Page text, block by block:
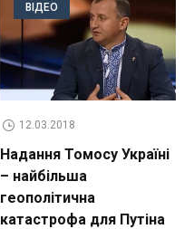
ВІДЕО
12.03.2018
Надання Томосу Україні
– найбільша
геополітична
катастрофа для Путіна